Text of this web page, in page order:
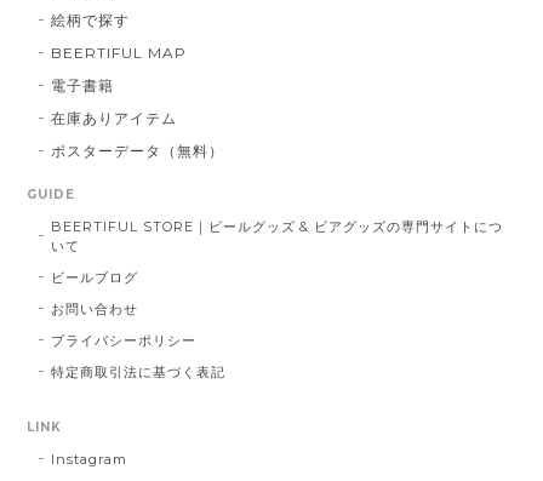
絵柄で探す
BEERTIFUL MAP
電子書籍
在庫ありアイテム
ポスターデータ（無料）
GUIDE
BEERTIFUL STORE｜ビールグッズ & ビアグッズの専門サイトにつ
いて
ビールブログ
お問い合わせ
プライバシーポリシー
特定商取引法に基づく表記
LINK
Instagram